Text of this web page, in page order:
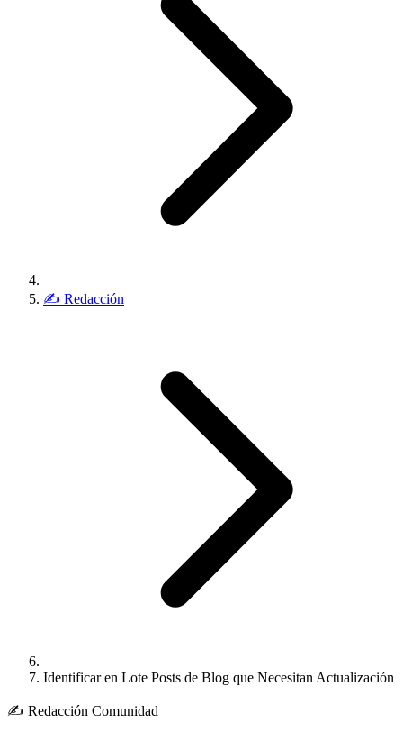
✍️ Redacción
Identificar en Lote Posts de Blog que Necesitan Actualización
✍️ Redacción Comunidad